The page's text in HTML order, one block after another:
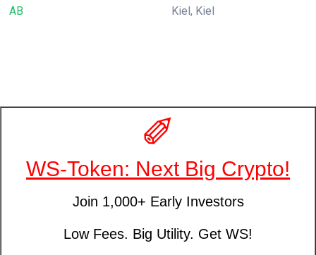
AB
Kiel, Kiel